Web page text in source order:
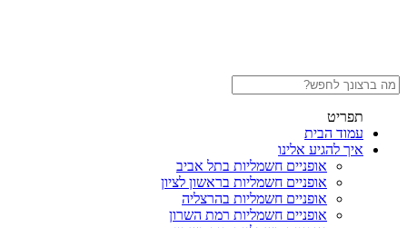
תפריט
עמוד הבית
איך להגיע אלינו
אופניים חשמליות בתל אביב
אופניים חשמליות בראשון לציון
אופניים חשמליות בהרצליה
אופניים חשמליות רמת השרון